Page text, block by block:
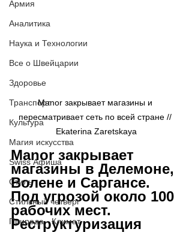
Армия
Аналитика
Наука и Технологии
Все о Швейцарии
Здоровье
Транспорт
Культура
Магия искусства
Swiss Афиша
Стиль
Стильный четверг
Природа - Климат
Manor закрывает магазины и
пересматривает сеть по всей стране //
Ekaterina Zaretskaya
Manor закрывает
магазины в Делемоне,
Волене и Саргансе.
Под угрозой около 100
рабочих мест.
Реструктуризация